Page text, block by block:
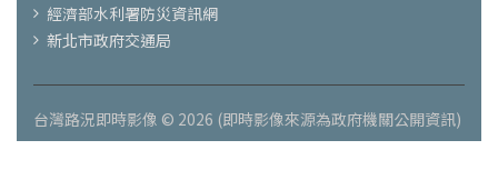
經濟部水利署防災資訊網
新北市政府交通局
台灣路況即時影像 © 2026 (即時影像來源為政府機關公開資訊)